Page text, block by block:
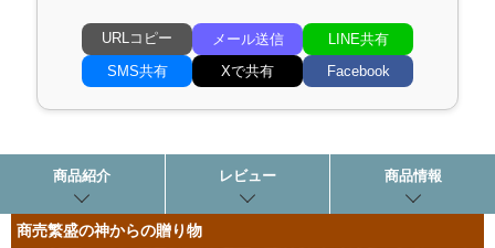
URLコピー メール送信
LINE共有
SMS共有
Xで共有 Facebook
商品紹介 レビュー 商品情報
商売繁盛の神からの贈り物